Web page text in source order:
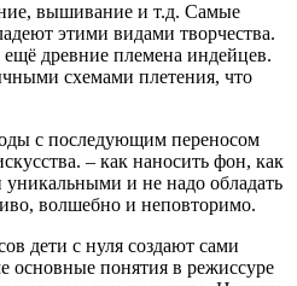
вышивание и т.д. Самые
этими видами творчества.
древние племена индейцев.
схемами плетения, что
с последующим переносом
– как наносить фон, как
уникальными и не надо обладать
волшебно и неповторимо.
дети с нуля создают сами
основные понятия в режиссуре